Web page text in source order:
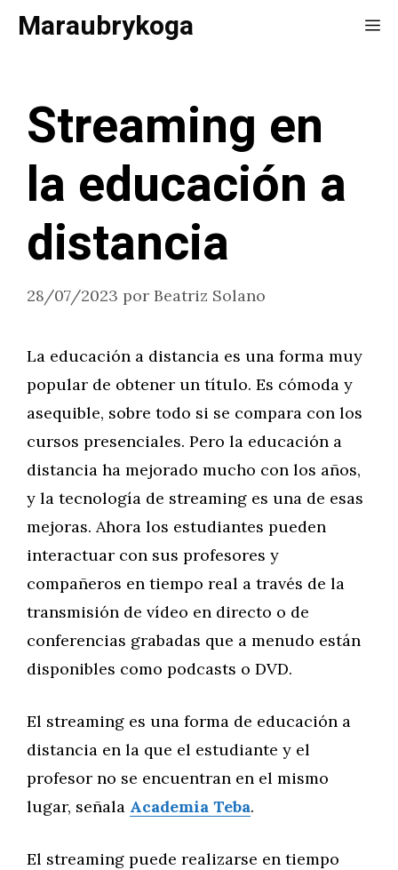
SaltarMaraubrykoga
Streaming en
la educación a
distancia
28/07/2023 por Beatriz Solano
La educación a distancia es una forma muy
popular de obtener un título. Es cómoda y
asequible, sobre todo si se compara con los
cursos presenciales. Pero la educación a
distancia ha mejorado mucho con los años,
y la tecnología de streaming es una de esas
mejoras. Ahora los estudiantes pueden
interactuar con sus profesores y
compañeros en tiempo real a través de la
transmisión de vídeo en directo o de
conferencias grabadas que a menudo están
disponibles como podcasts o DVD.
El streaming es una forma de educación a
distancia en la que el estudiante y el
profesor no se encuentran en el mismo
lugar, señala Academia Teba.
El streaming puede realizarse en tiempo